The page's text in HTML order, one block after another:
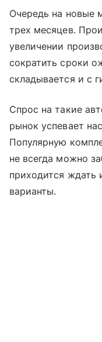
Очередь на новые
трех месяцев.
увеличении
сократить сроки
складывается и с
Спрос на такие
рынок успевает
Популярную
не всегда можно
приходится ждать
варианты.